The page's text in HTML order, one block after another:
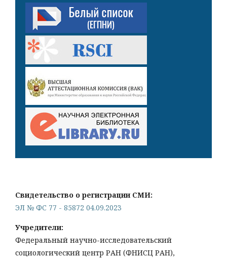
Свидетельство о регистрации СМИ:
ЭЛ № ФС 77 - 85872 04.09.2023
Учредители:
Федеральный научно-исследовательский
социологический центр РАН (ФНИСЦ РАН),